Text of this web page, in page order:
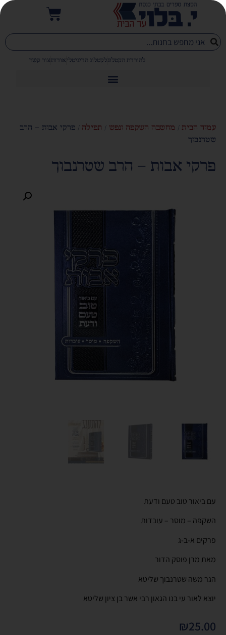
להורדת הקטלוגלקטלוג הדיגיטליאודותצור קשר
עמוד הבית/ מחשבה השקפה ונפש / תפילה / פרקי אבות – הרב
שטרנבוך
פרקי אבות – הרב שטרנבוך
עם ביאור טוב טעם ודעת
השקפה – מוסר – עובדות
פרקים א-ב-ג
מאת מרן פוסק הדור
הגר משה שטרנבוך שליטא
יוצא לאור עי בנו הגאון רבי אשר בן ציון שליטא
₪25.00